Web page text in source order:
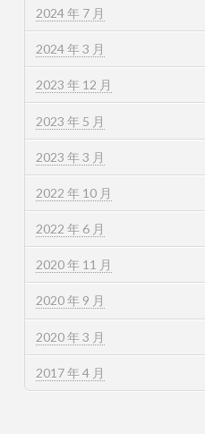
2024 年 7 月
2024 年 3 月
2023 年 12 月
2023 年 5 月
2023 年 3 月
2022 年 10 月
2022 年 6 月
2020 年 11 月
2020 年 9 月
2020 年 3 月
2017 年 4 月